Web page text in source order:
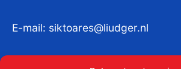
E-mail: siktoares@liudger.nl